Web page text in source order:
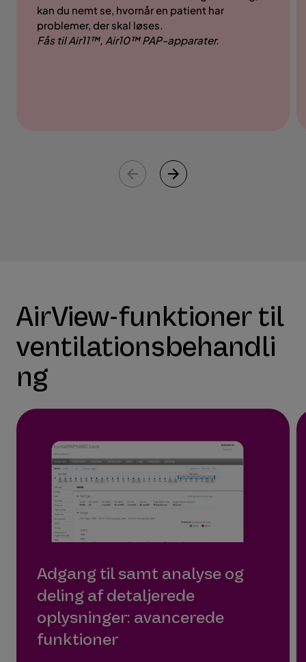
kan du nemt se, hvornår en patient har
problemer, der skal løses.
Fås til Air11™, Air10™ PAP-apparater.
AirView-funktioner til
ventilationsbehandli
ng
Adgang til samt analyse og
deling af detaljerede
oplysninger: avancerede
funktioner